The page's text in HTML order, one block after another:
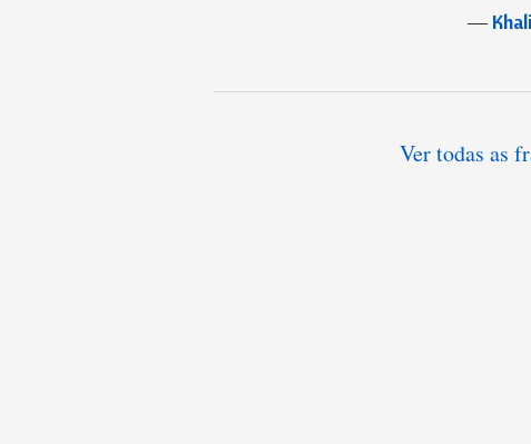
―
Ver todas as